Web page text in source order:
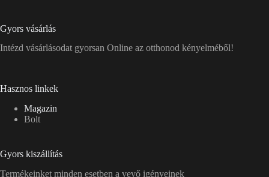
Gyors vásárlás
Intézd vásárlásodat gyorsan Online az otthonod kényelméből!
Hasznos linkek
Magazin
Bolt
Gyors kiszállítás
Termékeinket minden esetben a vevő igényeinek